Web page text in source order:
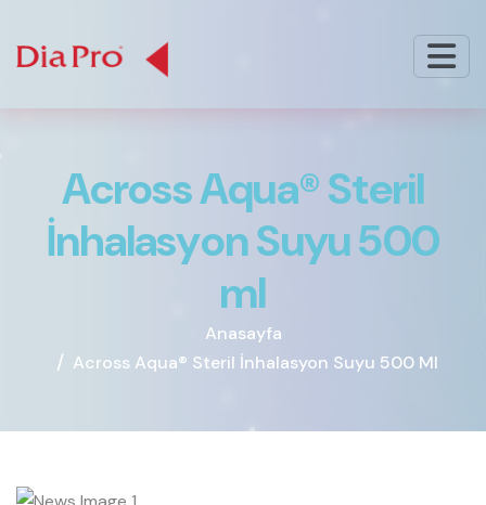
AcrossAqua®Steril
İnhalasyonSuyu500
ml
Anasayfa
Across Aqua® Steril İnhalasyon Suyu 500 Ml